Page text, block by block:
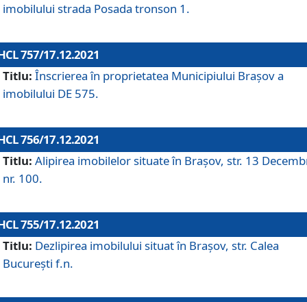
imobilului strada Posada tronson 1.
757/17.12.2021
Titlu: Înscrierea în proprietatea Municipiului Brașov a
imobilului DE 575.
756/17.12.2021
Titlu: Alipirea imobilelor situate în Brașov, str. 13
nr. 100.
755/17.12.2021
Titlu: Dezlipirea imobilului situat în Brașov, str. Calea
București f.n.